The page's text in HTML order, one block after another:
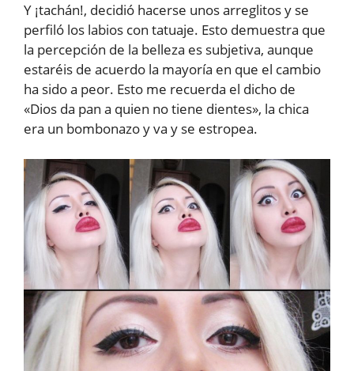
Y ¡tachán!, decidió hacerse unos arreglitos y se
perfiló los labios con tatuaje. Esto demuestra que
la percepción de la belleza es subjetiva, aunque
estaréis de acuerdo la mayoría en que el cambio
ha sido a peor. Esto me recuerda el dicho de
«Dios da pan a quien no tiene dientes», la chica
era un bombonazo y va y se estropea.